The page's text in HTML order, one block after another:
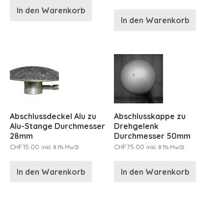
In den Warenkorb
In den Warenkorb
Abschlussdeckel Alu zu
Alu-Stange Durchmesser
28mm
CHF15.00 inkl. 8.1% MwSt.
In den Warenkorb
Abschlusskappe zu
Drehgelenk
Durchmesser 50mm
CHF75.00 inkl. 8.1% MwSt.
In den Warenkorb